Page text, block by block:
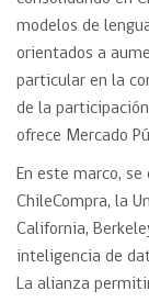
modelos de
orientados a
particular en la
de la
ofrece Mercado
En este marco,
ChileCompra, la
California,
inteligencia de
La alianza